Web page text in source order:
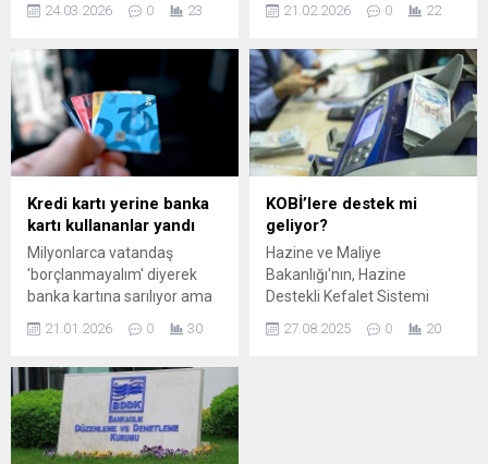
finansal okuryazarlık
yaşta tasarruf, bilinçli
yatırım ve dijital
dolandırıcılıklara karşı
korunma bilinci
kazandırılması hedefleniyor.
24.03.2026 0 23
Web'de satışta.
21.02.2026 0 22
Kredi kartı yerine banka
kartı kullananlar yandı
Milyonlarca vatandaş
'borçlanmayalım' diyerek
banka kartına sarılıyor ama
düşüyor. Uzmanlar yüksek
harcamanın olası risklerine
karşı uyarıda bulundu.
21.01.2026 0 30
KOBİ’lere destek mi
geliyor?
Hazine ve Maliye
Bakanlığı'nın, Hazine
Destekli Kefalet Sistemi
açmasına olanak tanıyan
27.08.2025 0 20